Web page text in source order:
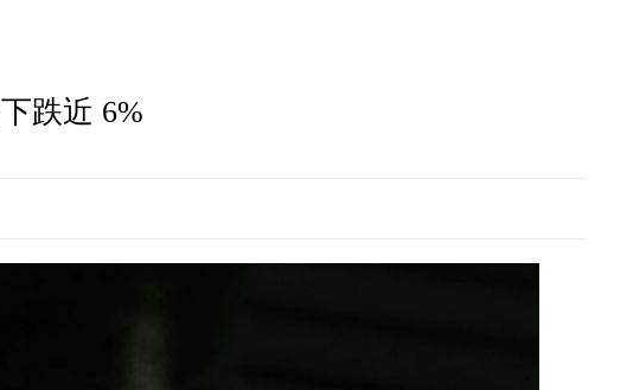
跌近 6%